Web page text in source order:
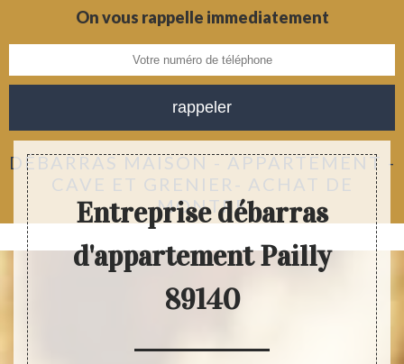
On vous rappelle immediatement
DÉBARRAS MAISON - APPARTEMENT -
CAVE ET GRENIER- ACHAT DE
MONTRE
Entreprise débarras
d'appartement Pailly
89140